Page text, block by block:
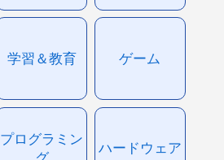
学習＆教育 ゲーム
プログラミン
ハードウェア